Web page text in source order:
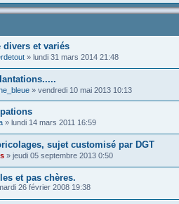
divers et variés
» lundi 31 mars 2014 21:48
» vendredi 10 mai 2013 10:13
» lundi 14 mars 2011 16:59
sujet customisé par DGT
» jeudi 05 septembre 2013 0:50
et pas chères.
26 février 2008 19:38